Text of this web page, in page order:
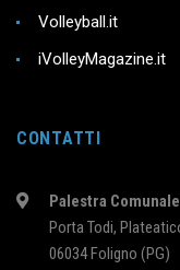
Volleyball.it
iVolleyMagazine.it
CONTATTI
Palestra
Porta Todi,
06034 Foligno (PG)